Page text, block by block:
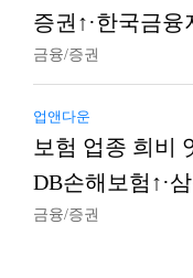
증권↑·한국금융
금융/증권
업앤다운
보험 업종 희비
DB손해보험↑·
금융/증권